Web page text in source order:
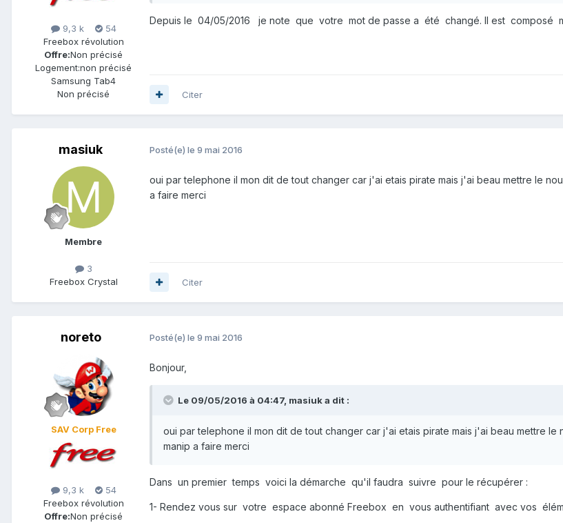
9,3 k
54
Freebox révolution
Offre:Non précisé
Logement:non précisé
Samsung Tab4
Non précisé
Depuis le 04/05/2016 je note que votre mot de passe a été changé. Il est composé
Citer
masiuk
Membre
3
Freebox Crystal
Posté(e) le 9 mai 2016
oui par telephone il mon dit de tout changer car j'ai etais pirate mais j'ai beau mettre le
a faire merci
Citer
noreto
SAV Corp Free
9,3 k
54
Freebox révolution
Offre:Non précisé
Posté(e) le 9 mai 2016
Bonjour,
Le 09/05/2016 à 04:47, masiuka dit :
oui par telephone il mon dit de tout changer car j'ai etais pirate mais j'ai beau mettre
manip a faire merci
Dans un premier temps voici la démarche qu'il faudra suivre pour le récupérer :
1- Rendez vous sur votre espace abonné Freebox en vous authentifiant avec vos